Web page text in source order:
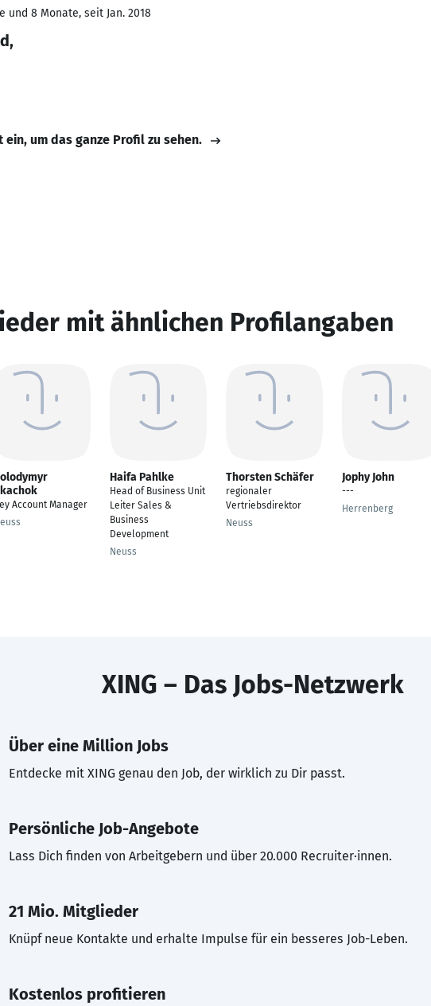
und 8 Monate, seit Jan. 2018
ein, um das ganze Profil zu sehen.
mit ähnlichen Profilangaben
Account Manager
Haifa Pahlke
Head of Business Unit
Leiter Sales &
Business
Development
Neuss
Thorsten Schäfer
regionaler
Vertriebsdirektor
Neuss
Jophy John
---
Herrenberg
XING – Das Jobs-Netzwerk
Über eine Million Jobs
Entdecke mit XING genau den Job, der wirklich zu Dir passt.
Persönliche Job-Angebote
Lass Dich finden von Arbeitgebern und über 20.000 Recruiter·innen.
21 Mio. Mitglieder
Knüpf neue Kontakte und erhalte Impulse für ein besseres Job-Leben.
Kostenlos profitieren